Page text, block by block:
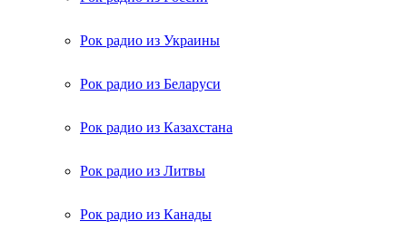
Рок радио из Украины
Рок радио из Беларуси
Рок радио из Казахстана
Рок радио из Литвы
Рок радио из Канады